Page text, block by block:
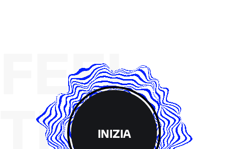
FEEL
THEINIZIA